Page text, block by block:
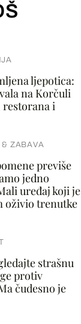
ljepotica:
na Korčuli
restorana i
ZABAVA
previše
jedno
uređaj koji je
oživio trenutke
strašnu
protiv
čudesno je